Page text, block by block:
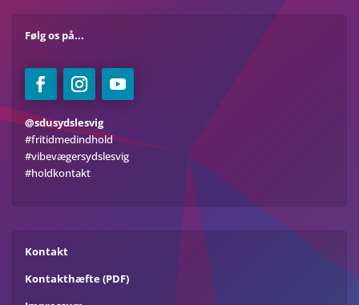
Følg os på...
@sdusydslesvig
#fritidmedindhold
#vibevægersydslesvig
#holdkontakt
Kontakt
Kontakthæfte (PDF)